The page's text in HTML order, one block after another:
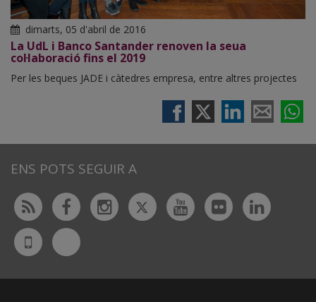
dimarts, 05 d'abril de 2016
La UdL i Banco Santander renoven la seua
col·laboració fins el 2019
Per les beques JADE i càtedres empresa, entre altres projectes
ENS POTS SEGUIR A
Rss FacebookInstagram
TwitterYoutubeFlickr
UdL
App
Bluesky